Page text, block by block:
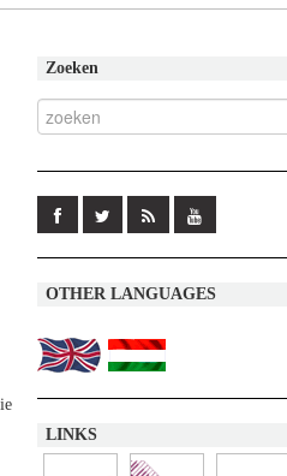
Zoeken
OTHER LANGUAGES
LINKS